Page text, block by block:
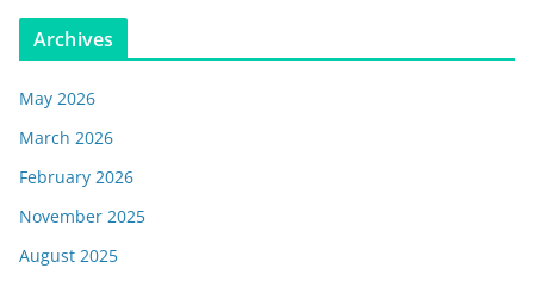
Archives
May 2026
March 2026
February 2026
November 2025
August 2025